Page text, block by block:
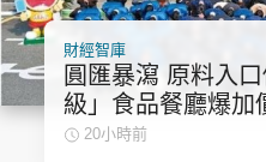
財經智庫
圓匯暴瀉 原料入
級」食品餐廳爆加
20小時前